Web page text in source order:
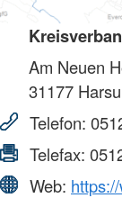
Am Neuen
31177
Telefon:
Telefax:
Web: